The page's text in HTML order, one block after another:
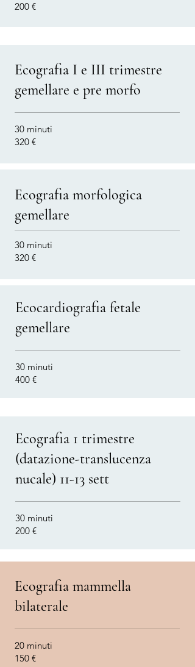
200 €
Ecografia I e III trimestre
gemellare e pre morfo
30 minuti
320 €
Ecografia morfologica
gemellare
30 minuti
320 €
Ecocardiografia fetale
gemellare
30 minuti
400 €
Ecografia mammella
bilaterale
20 minuti
150 €
Ecografia 1 trimestre
(datazione-translucenza
nucale) 11-13 sett
30 minuti
200 €